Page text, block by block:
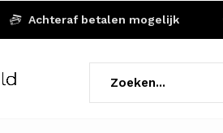
Achteraf betalen mogelijk